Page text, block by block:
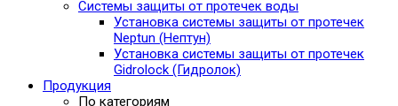
Системы защиты от протечек воды
Установка системы защиты от протечек
Neptun (Нептун)
Установка системы защиты от протечек
Gidrolock (Гидролок)
Продукция
По категориям